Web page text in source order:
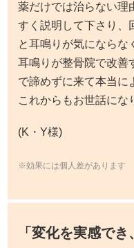
薬だけでは治らない理
すく説明して下さり、
と耳鳴りが気にならな
耳鳴りが整骨院で改善
で諦めずに来て本当に
これからもお世話にな
(K・Y様)
※効果には個人差があります
「変化を実感で